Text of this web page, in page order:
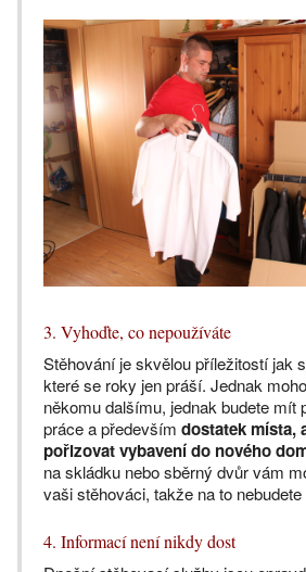
3. Vyhoďte, co nepoužíváte
Stěhování je skvělou příležitostí jak
které se roky jen práší. Jednak
někomu dalšímu, jednak budete mít
práce a především dostatek místa,
pořizovat vybavení do nového
na skládku nebo sběrný dvůr vám
vaši stěhováci, takže na to nebudete
4. Informací není nikdy dost